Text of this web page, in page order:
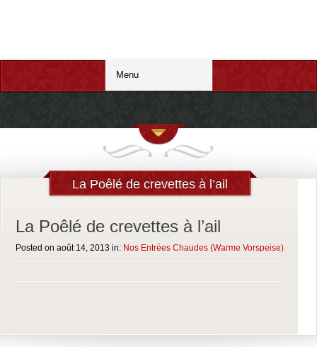
Restaurant , bar pizzeria hagenthal le haut- Tél. 03 89 68 50 28
La Poêlé de crevettes à l’ail
La Poêlé de crevettes à l’ail
Posted on août 14, 2013 in: Nos Entrées Chaudes (Warme Vorspeise)